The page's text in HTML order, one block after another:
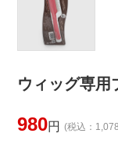
ウィッグ専
980円 (税込：